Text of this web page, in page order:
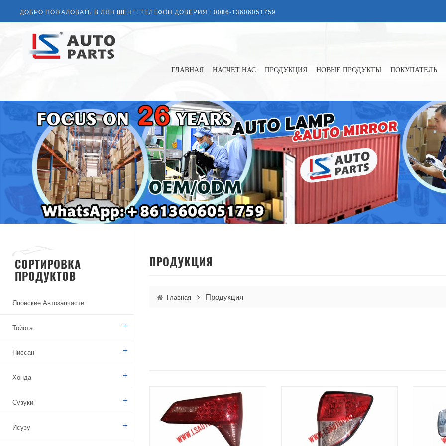
ДОБРО ПОЖАЛОВАТЬ В ЛЯН ШЕНГ! ТЕЛЕФОН ДОВЕРИЯ : 0086-13606051759
ГЛАВНАЯ НАСЧЕТ НАС ПРОДУКЦИЯ НОВЫЕ ПРОДУКТЫ ПОКУПАТЕЛЬ
СОРТИРОВКА
ПРОДУКТОВ
Японские Автозапчасти
Тойота
Ниссан
Хонда
Сузуки
Исузу
ПРОДУКЦИЯ
Главная Продукция